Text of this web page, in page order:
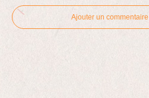
Ajouter un commentaire